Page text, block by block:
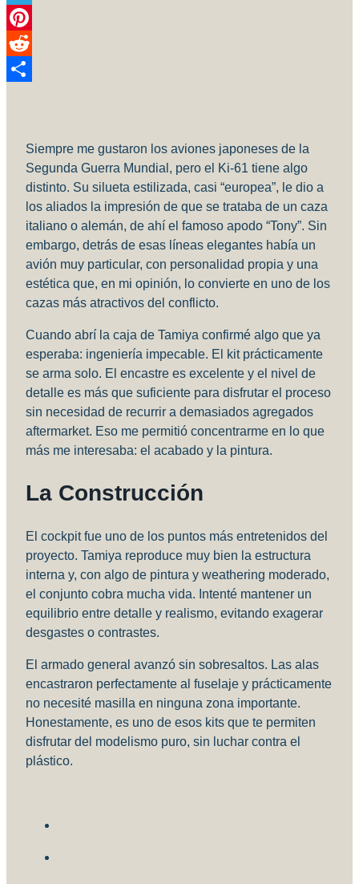
Link
Telegram
Pinterest
Reddit
Siempre me gustaron los aviones japoneses de la
Segunda Guerra Mundial, pero el Ki-61 tiene algo
distinto. Su silueta estilizada, casi “europea”, le dio a
los aliados la impresión de que se trataba de un caza
italiano o alemán, de ahí el famoso apodo “Tony”. Sin
embargo, detrás de esas líneas elegantes había un
avión muy particular, con personalidad propia y una
estética que, en mi opinión, lo convierte en uno de los
cazas más atractivos del conflicto.
Cuando abrí la caja de Tamiya confirmé algo que ya
esperaba: ingeniería impecable. El kit prácticamente
se arma solo. El encastre es excelente y el nivel de
detalle es más que suficiente para disfrutar el proceso
sin necesidad de recurrir a demasiados agregados
aftermarket. Eso me permitió concentrarme en lo que
más me interesaba: el acabado y la pintura.
La Construcción
El cockpit fue uno de los puntos más entretenidos del
proyecto. Tamiya reproduce muy bien la estructura
interna y, con algo de pintura y weathering moderado,
el conjunto cobra mucha vida. Intenté mantener un
equilibrio entre detalle y realismo, evitando exagerar
desgastes o contrastes.
El armado general avanzó sin sobresaltos. Las alas
encastraron perfectamente al fuselaje y prácticamente
no necesité masilla en ninguna zona importante.
Honestamente, es uno de esos kits que te permiten
disfrutar del modelismo puro, sin luchar contra el
plástico.